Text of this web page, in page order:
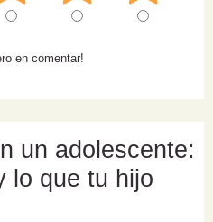
en comentar!
un adolescente:
lo que tu hijo